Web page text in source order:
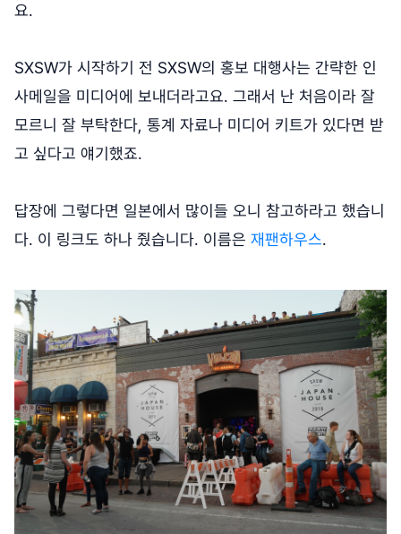
요.
SXSW가 시작하기 전 SXSW의 홍보 대행사는 간략한 인
사메일을 미디어에 보내더라고요. 그래서 난 처음이라 잘
모르니 잘 부탁한다, 통계 자료나 미디어 키트가 있다면 받
고 싶다고 얘기했죠.
답장에 그렇다면 일본에서 많이들 오니 참고하라고 했습니
다. 이 링크도 하나 줬습니다. 이름은 재팬하우스.